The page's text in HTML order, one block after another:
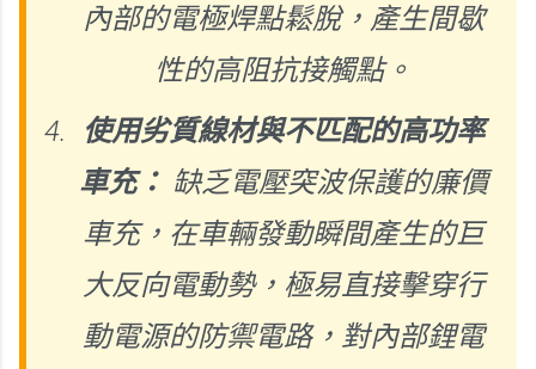
內部的電極焊點鬆脫，產生間歇
性的高阻抗接觸點。
使用劣質線材與不匹配的高功率
車充： 缺乏電壓突波保護的廉價
車充，在車輛發動瞬間產生的巨
大反向電動勢，極易直接擊穿行
動電源的防禦電路，對內部鋰電